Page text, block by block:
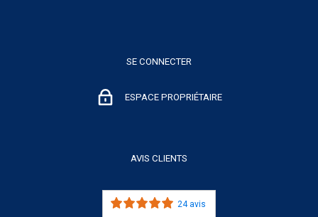
SE CONNECTER
ESPACE PROPRIÉTAIRE
AVIS CLIENTS
24 avis